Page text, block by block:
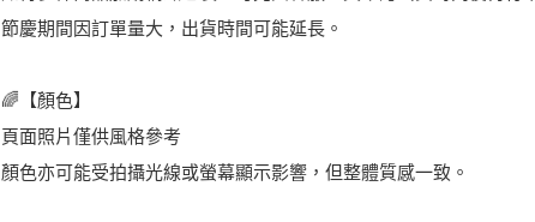
節慶期間因訂單量大，出貨時間可能延長。
🌈【顏色】
頁面照片僅供風格參考
顏色亦可能受拍攝光線或螢幕顯示影響，但整體質感一致。